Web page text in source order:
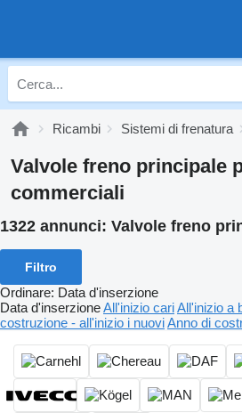
Ricambi Sistemi di frenatura
Valvole freno principale
commerciali
1322 annunci: Valvole freno
Filtro
Ordinare: Data d'inserzione
Data d'inserzioneAll'inizio cariAll'inizio a
costruzione - all'inizio i nuoviAnno di